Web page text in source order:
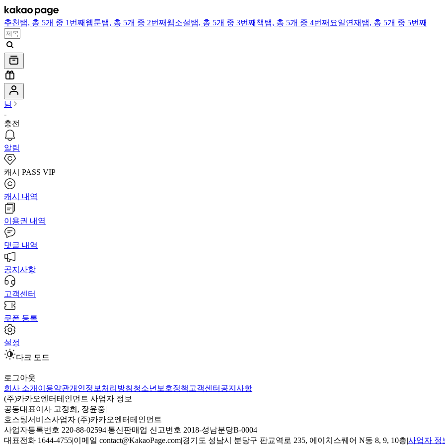
추천 탭, 총 5개 중 1번째 웹툰탭, 총 5개 중 2번째 웹소설탭, 총 5개 중 3번째 책탭, 총 5개 중 4번째 요일연재 탭, 총 5개 중 5번째
님
-
충전
알림
캐시 PASS VIP
캐시 내역
이용권 내역
댓글 내역
공지사항
고객센터
쿠폰 등록
설정
다크 모드
로그아웃
회사 소개 이용약관개인정보처리방침청소년보호정책 고객센터 공지사항
(주)카카오엔터테인먼트 사업자 정보
공동대표이사 고정희, 장윤중|
호스팅서비스사업자 (주)카카오엔터테인먼트
사업자등록번호 220-88-02594|통신판매업 신고번호 2018-성남분당B-0004
대표전화 1644-4755|이메일 contact@KakaoPage.com|경기도 성남시 분당구 판교역로 235, 에이치스퀘어 N동 8, 9, 10층|사업자 정